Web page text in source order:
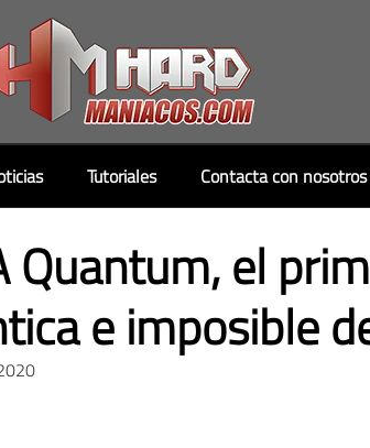
Tutoriales Contacta con nosotros
Quantum, el
e imposible